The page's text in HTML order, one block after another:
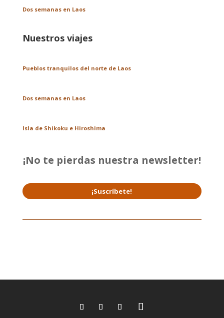
Dos semanas en Laos
Nuestros viajes
Pueblos tranquilos del norte de Laos
Dos semanas en Laos
Isla de Shikoku e Hiroshima
¡No te pierdas nuestra newsletter!
¡Suscríbete!